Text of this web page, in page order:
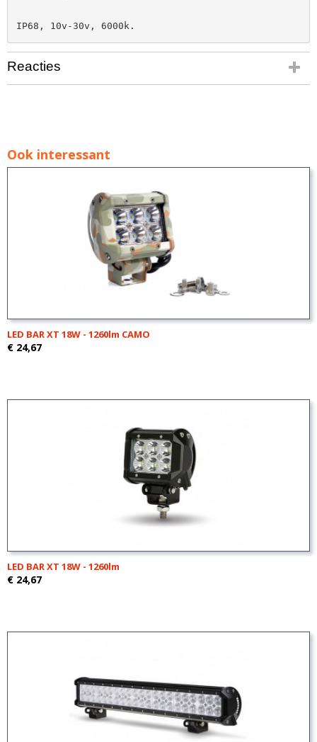
IP68, 10v-30v, 6000k.
Reacties
Ook interessant
LED BAR XT 18W - 1260lm CAMO
€ 24,67
LED BAR XT 18W - 1260lm
€ 24,67